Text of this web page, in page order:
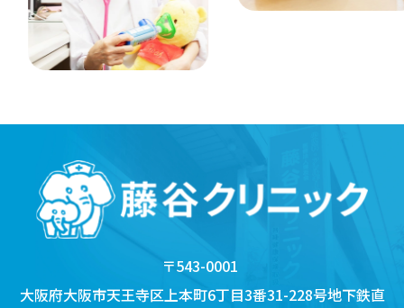
〒543-0001
大阪府大阪市天王寺区上本町6丁目3番31-228号地下鉄直